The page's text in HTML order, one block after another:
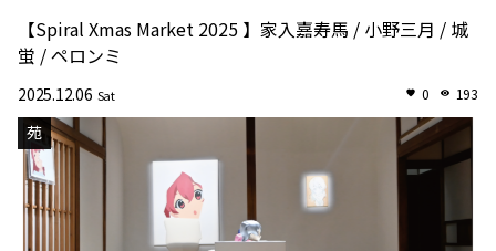
【Spiral Xmas Market 2025 】家入嘉寿馬 / 小野三月 / 城
蛍 / ペロンミ
2025.12.06 Sat 0 193
苑